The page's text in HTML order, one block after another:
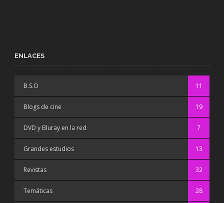
ENLACES
B.S.O 11
Blogs de cine 19
DVD y Bluray en la red 7
Grandes estudios 13
Revistas 32
Temáticas 28